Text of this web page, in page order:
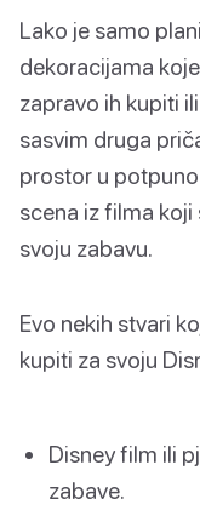
Lako je samo
dekoracijama
zapravo ih kupiti
sasvim druga
prostor u
scena iz filma
svoju zabavu.
Evo nekih stvari
kupiti za svoju
Disney film ili
zabave.